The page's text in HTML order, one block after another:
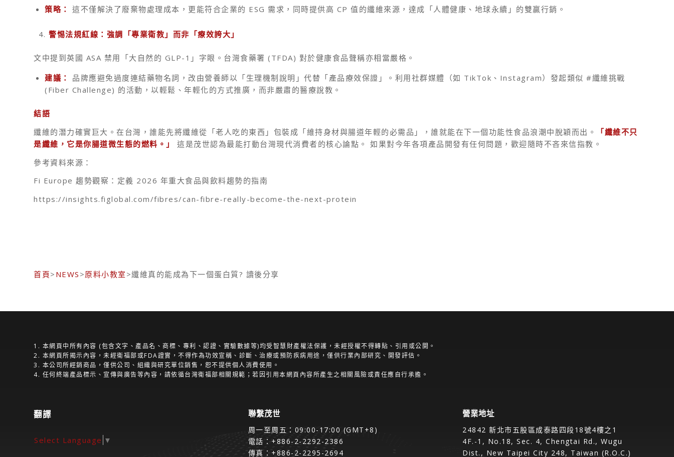
策略： 這不僅解決了廢棄物處理成本，更能符合企業的 ESG 需求，同時提供高 CP 值的纖維來源，達成「人體健康、地球永續」的雙贏行銷。
警惕法規紅線：強調「專業衛教」而非「療效誇大」
文中提到英國 ASA 禁用「大自然的 GLP-1」字眼。台灣食藥署 (TFDA) 對於健康食品聲稱亦相當嚴格。
建議：
品牌應避免過度連結藥物名詞，改由營養師以「生理機制說明」代替「產品療效保證」。利用社群媒體（如 TikTok、Instagram）發起類似 #纖維挑戰
(Fiber Challenge) 的活動，以輕鬆、年輕化的方式推廣，而非嚴肅的醫療說教。
結語
纖維的潛力確實巨大。在台灣，誰能先將纖維從「老人吃的東西」包裝成「維持身材與腸道年輕的必需品」，誰就能在下一個功能性食品浪潮中脫穎而出。
「纖維不只
是纖維，它是你腸道微生態的燃料。」
這是茂世認為最能打動台灣現代消費者的核心論點。 如果對今年各項產品開發有任何問題，歡迎隨時不吝來信指教。
參考資料來源：
Fi Europe 趨勢觀察：定義 2026 年重大食品與飲料趨勢的指南
https://insights.figlobal.com/fibres/can-fibre-really-become-the-next-protein
首頁> NEWS >原料小教室 >纖維真的能成為下一個蛋白質? 讀後分享
1. 本網頁中所有內容 (包含文字、產品名、商標、專利、認證、實驗數據等)均受智慧財產權法保護，未經授權不得轉貼、引用或公開。
2. 本網頁所揭示內容，未經衛福部或FDA證實，不得作為功效宣稱、診斷、治療或預防疾病用途，僅供行業內部研究、開發評估。
3. 本公司所經銷商品，僅供公司、組織與研究單位銷售，恕不提供個人消費使用。
4. 任何終端產品標示、宣傳與廣告等內容，請依循台灣衛福部相關規範；若因引用本網頁內容所產生之相關風險或責任應自行承擔。
翻譯
Select Language ▼
聯繫茂世
周一至周五：09:00-17:00 (GMT+8)
電話：+886-2-2292-2386
傳真：+886-2-2295-2694
營業地址
24842 新北市五股區成泰路四段18號4樓之1
4F.-1, No.18, Sec. 4, Chengtai Rd., Wugu
Dist., New Taipei City 248, Taiwan (R.O.C.)